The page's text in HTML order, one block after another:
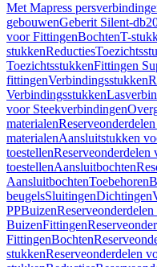
Met Mapress
gebouwenGeberit Silent-
voor FittingenBochtenT-
stukkenReducties
ToezichtsstukkenFittingen
fittingenVerbindingsstukken
Verbindingsstukken
voor Steekverbindingen
materialen
materialenAansluitstukken
toestellen
toestellenAansluitbochten
AansluitbochtenToebehoren
beugelsSluitingenDichtingen
PPBuizen
BuizenFittingen
FittingenBochten
stukkenReserveonderdelen